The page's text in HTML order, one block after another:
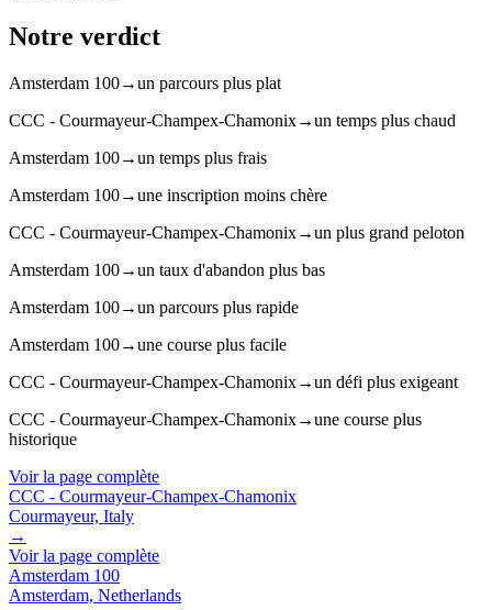
Notre verdict
Amsterdam 100→un parcours plus plat
CCC - Courmayeur-Champex-Chamonix→un temps plus chaud
Amsterdam 100→un temps plus frais
Amsterdam 100→une inscription moins chère
CCC - Courmayeur-Champex-Chamonix→un plus grand peloton
Amsterdam 100→un taux d'abandon plus bas
Amsterdam 100→un parcours plus rapide
Amsterdam 100→une course plus facile
CCC - Courmayeur-Champex-Chamonix→un défi plus exigeant
CCC - Courmayeur-Champex-Chamonix→une course plus
historique
Voir la page complète
CCC - Courmayeur-Champex-Chamonix
Courmayeur, Italy
→
Voir la page complète
Amsterdam 100
Amsterdam, Netherlands